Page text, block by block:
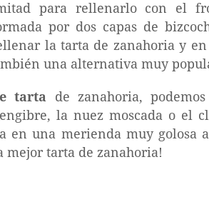
para rellenarlo con el
por dos capas de
la tarta de zanahoria y
una alternativa muy
tarta de zanahoria,
la nuez moscada o el
en una merienda muy golosa
mejor tarta de zanahoria!